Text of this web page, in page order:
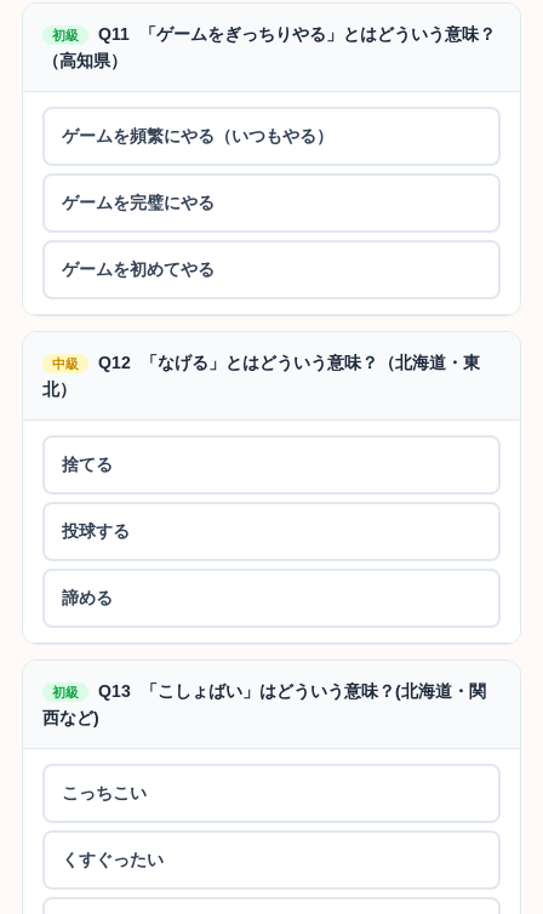
初級
Q11 「ゲームをぎっちりやる」とはどういう意味？
（高知県）
ゲームを頻繁にやる（いつもやる）
ゲームを完璧にやる
ゲームを初めてやる
中級
Q12 「なげる」とはどういう意味？（北海道・東
北）
捨てる
投球する
諦める
初級
Q13 「こしょばい」はどういう意味？(北海道・関
西など)
こっちこい
くすぐったい